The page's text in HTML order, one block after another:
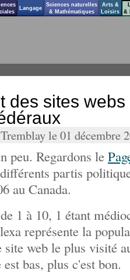
des sites
le 01 décembre
peu. Regardons le
partis
au Canada.
1 à 10, 1 étant
représente la
web le plus visité
bas, plus c'est bon.
Langage
Sciences naturelles
& Mathématiques
Arts &
Loisirs
&